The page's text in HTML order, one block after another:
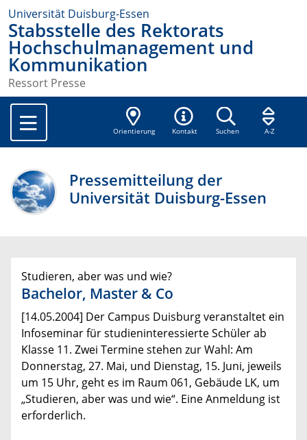
Universität Duisburg-Essen
Stabsstelle des Rektorats
Hochschulmanagement und
Kommunikation
Ressort Presse
Orientierung Kontakt Suchen A-Z
Pressemitteilung der
Universität Duisburg-Essen
Studieren, aber was und wie?
Bachelor, Master & Co
[14.05.2004] Der Campus Duisburg veranstaltet ein
Infoseminar für studieninteressierte Schüler ab
Klasse 11. Zwei Termine stehen zur Wahl: Am
Donnerstag, 27. Mai, und Dienstag, 15. Juni, jeweils
um 15 Uhr, geht es im Raum 061, Gebäude LK, um
„Studieren, aber was und wie“. Eine Anmeldung ist
erforderlich.